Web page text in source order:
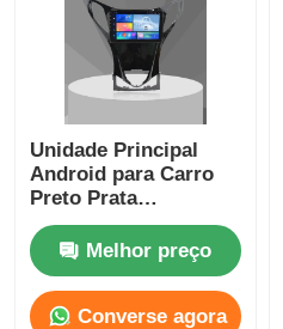
Unidade Principal
Android para Carro
Preto Prata
Multilíngue 9
Polegadas para
HYUNDAI AZERA
2011-2012
Melhor preço
Converse agora